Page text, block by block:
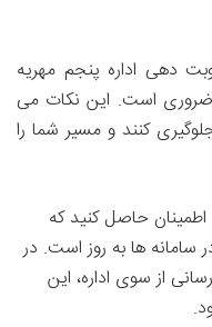
دهی اداره پنجم مهریه
ضروری است. این نکات می
کنند و مسیر شما را
اطمینان حاصل کنید که
ها به روز است. در
از سوی اداره، این